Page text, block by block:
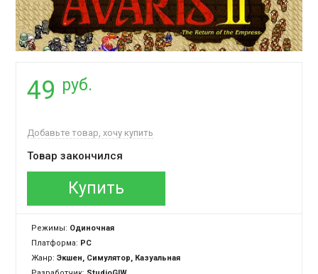
49 руб.
Добавьте товар, хочу купить
Товар закончился
Купить
Режимы: Одиночная
Платформа: PC
Жанр:Экшен, Симулятор, Казуальная